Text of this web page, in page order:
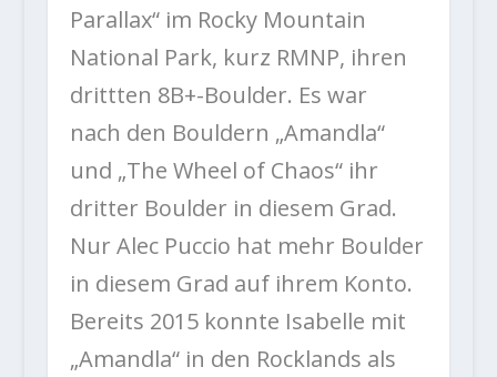
Parallax“ im Rocky Mountain
National Park, kurz RMNP, ihren
drittten 8B+-Boulder. Es war
nach den Bouldern „Amandla“
und „The Wheel of Chaos“ ihr
dritter Boulder in diesem Grad.
Nur Alec Puccio hat mehr Boulder
in diesem Grad auf ihrem Konto.
Bereits 2015 konnte Isabelle mit
„Amandla“ in den Rocklands als